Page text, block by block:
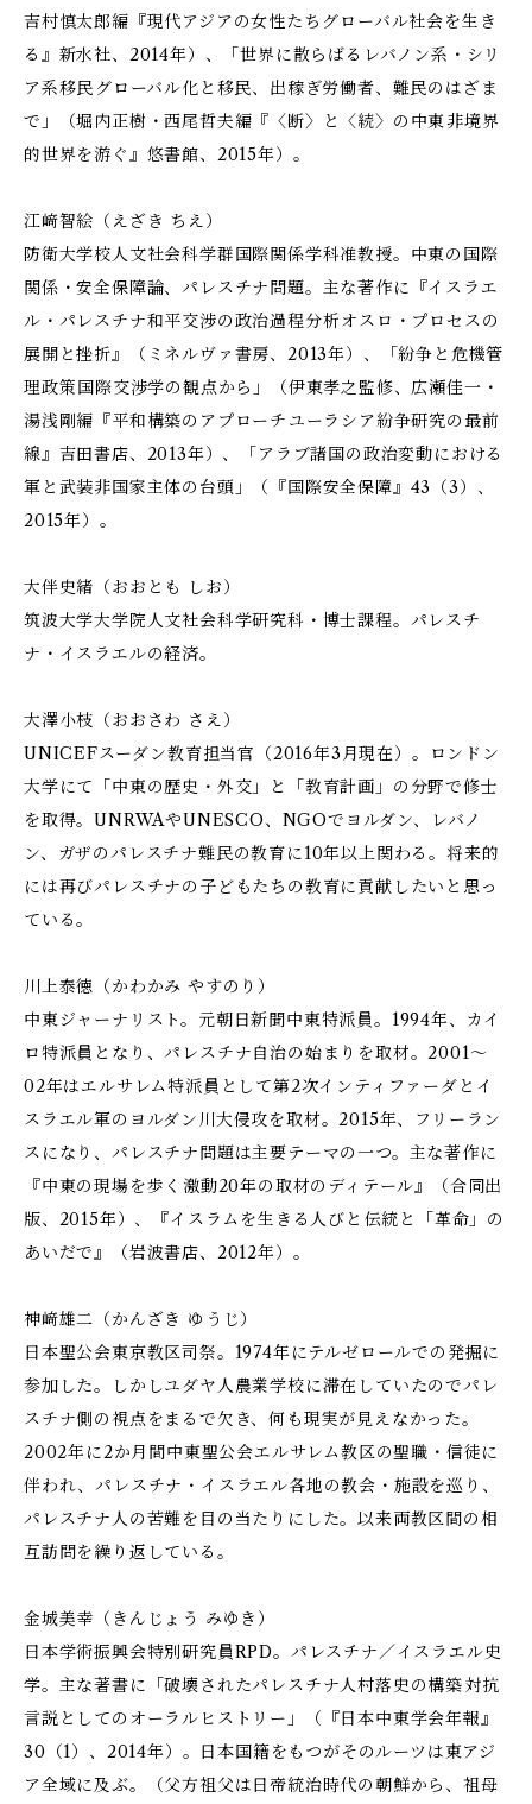
吉村慎太郎編『現代アジアの女性たち――グローバル社会を生き
る』新水社、2014年）、「世界に散らばるレバノン系・シリ
ア系移民――グローバル化と移民、出稼ぎ労働者、難民のはざま
で」（堀内正樹・西尾哲夫編『〈断〉と〈続〉の中東――非境界
的世界を游ぐ』悠書館、2015年）。
江﨑智絵（えざき ちえ）
防衛大学校人文社会科学群国際関係学科准教授。中東の国際
関係・安全保障論、パレスチナ問題。主な著作に『イスラエ
ル・パレスチナ和平交渉の政治過程分析――オスロ・プロセスの
展開と挫折』（ミネルヴァ書房、2013年）、「紛争と危機管
理政策――国際交渉学の観点から」（伊東孝之監修、広瀬佳一・
湯浅剛編『平和構築のアプローチ――ユーラシア紛争研究の最前
線』吉田書店、2013年）、「アラブ諸国の政治変動における
軍と武装非国家主体の台頭」（『国際安全保障』43（3）、
2015年）。
大伴史緒（おおとも しお）
筑波大学大学院人文社会科学研究科・博士課程。パレスチ
ナ・イスラエルの経済。
大澤小枝（おおさわ さえ）
UNICEFスーダン教育担当官（2016年3月現在）。ロンドン
大学にて「中東の歴史・外交」と「教育計画」の分野で修士
を取得。UNRWAやUNESCO、NGOでヨルダン、レバノ
ン、ガザのパレスチナ難民の教育に10年以上関わる。将来的
には再びパレスチナの子どもたちの教育に貢献したいと思っ
ている。
川上泰徳（かわかみ やすのり）
中東ジャーナリスト。元朝日新聞中東特派員。1994年、カイ
ロ特派員となり、パレスチナ自治の始まりを取材。2001～
02年はエルサレム特派員として第2次インティファーダとイ
スラエル軍のヨルダン川大侵攻を取材。2015年、フリーラン
スになり、パレスチナ問題は主要テーマの一つ。主な著作に
『中東の現場を歩く――激動20年の取材のディテール』（合同出
版、2015年）、『イスラムを生きる人びと――伝統と「革命」の
あいだで』（岩波書店、2012年）。
神﨑雄二（かんざき ゆうじ）
日本聖公会東京教区司祭。1974年にテルゼロールでの発掘に
参加した。しかしユダヤ人農業学校に滞在していたのでパレ
スチナ側の視点をまるで欠き、何も現実が見えなかった。
2002年に2か月間中東聖公会エルサレム教区の聖職・信徒に
伴われ、パレスチナ・イスラエル各地の教会・施設を巡り、
パレスチナ人の苦難を目の当たりにした。以来両教区間の相
互訪問を繰り返している。
金城美幸（きんじょう みゆき）
日本学術振興会特別研究員RPD。パレスチナ／イスラエル史
学。主な著書に「破壊されたパレスチナ人村落史の構築――対抗
言説としてのオーラルヒストリー」（『日本中東学会年報』
30（1）、2014年）。日本国籍をもつがそのルーツは東アジ
ア全域に及ぶ。（父方祖父は日帝統治時代の朝鮮から、祖母